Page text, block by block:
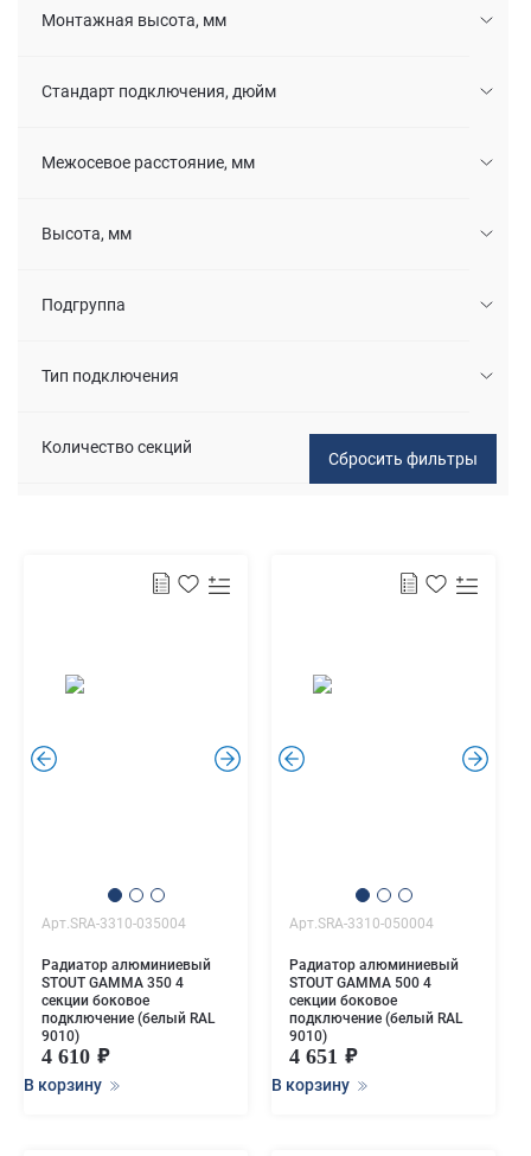
Монтажная высота, мм
Стандарт подключения, дюйм
Межосевое расстояние, мм
Высота, мм
Подгруппа
Тип подключения
Количество секций
. .
Арт.SRA-3310-035004
Радиатор алюминиевый
STOUT GAMMA 350 4
секции боковое
подключение (белый RAL
9010)
4 610
В корзину
. .
Арт.SRA-3310-050004
Радиатор алюминиевый
STOUT GAMMA 500 4
секции боковое
подключение (белый RAL
9010)
4 651
В корзину